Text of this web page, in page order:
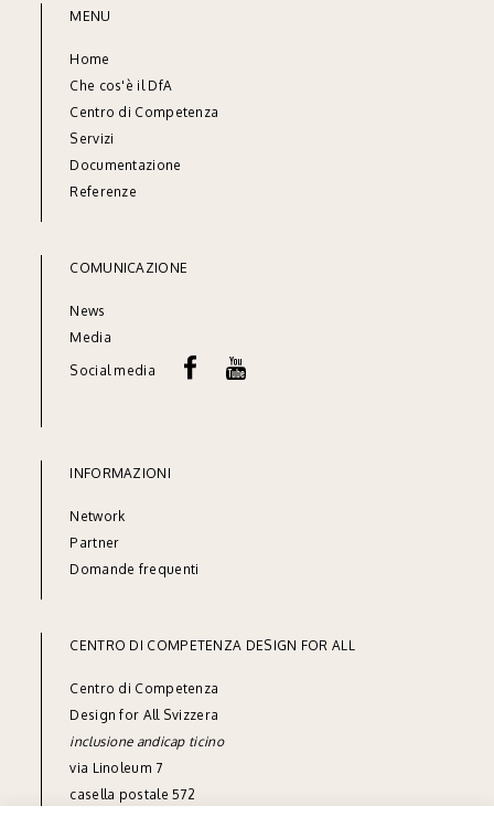
MENU
Home
Che cos'è il DfA
Centro di Competenza
Servizi
Documentazione
Referenze
COMUNICAZIONE
News
Media
Social media
INFORMAZIONI
Network
Partner
Domande frequenti
CENTRO DI COMPETENZA DESIGN FOR ALL
Centro di Competenza
Design for All Svizzera
inclusione andicap ticino
via Linoleum 7
casella postale 572